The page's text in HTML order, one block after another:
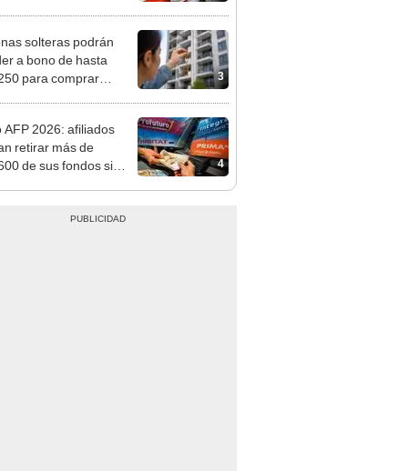
3
solteras podrán
a bono de hasta
para comprar
4
AFP 2026: afiliados
retirar más de
de sus fondos si